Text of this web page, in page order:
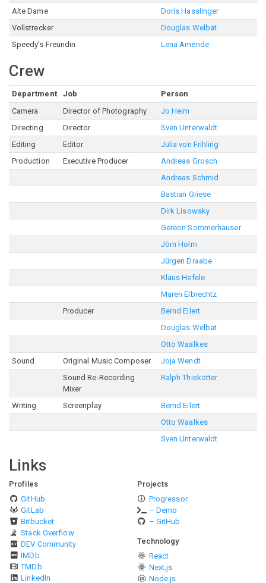
Alte Dame
Doris Hasslinger
Vollstrecker
Douglas Welbat
Speedy's Freundin
Lena Amende
Crew
Department Job
Person
Camera
Director of Photography
Jo Heim
Directing
Director
Sven Unterwaldt
Editing
Editor
Julia von Frihling
Production
Executive Producer
Andreas Grosch
Andreas Schmid
Bastian Griese
Dirk Lisowsky
Gereon Sommerhauser
Jörn Holm
Jürgen Draabe
Klaus Hefele
Maren Elbrechtz
Producer
Bernd Eilert
Douglas Welbat
Otto Waalkes
Sound
Original Music Composer
Joja Wendt
Sound Re-Recording
Mixer
Ralph Thiekötter
Writing Screenplay
Bernd Eilert
Otto Waalkes
Sven Unterwaldt
Links
Profiles
GitHub
GitLab
Bitbucket
Stack Overflow
DEV Community
IMDb
TMDb
LinkedIn
Projects
Progressor
– Demo
– GitHub
Technology
React
Next.js
Node.js